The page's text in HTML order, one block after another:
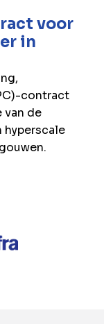
voor
in
contract
van de
hyperscale